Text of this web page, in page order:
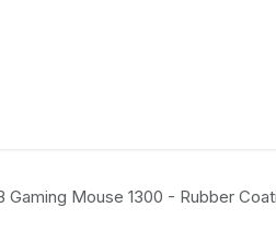
Gaming Mouse 1300 - Rubber